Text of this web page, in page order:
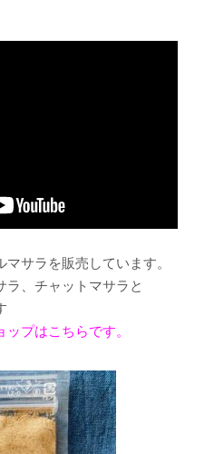
サラを販売しています。
ラ、チャットマサラと
プはこちらです。